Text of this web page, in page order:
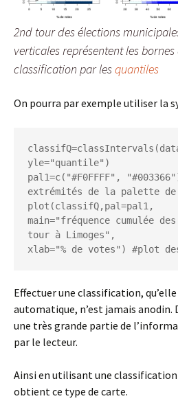
2nd tour des élections
verticales représentent les
classification par lesquantiles
On pourra par exemple utiliser la
yle="quantile")
pal1=c("#F0FFFF",
extrémités de la palette de
plot(classifQ,pal=pal1,
main="fréquence cumulée
tour à Limoges",
xlab="% de votes") #plot
Effectuer une classification,
automatique, n’est jamais anodin.
une très grande partie de
par le lecteur.
Ainsi en utilisant une
obtient ce type de carte.